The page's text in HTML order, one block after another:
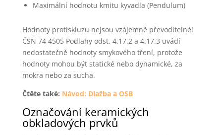
Maximální hodnotu kmitu kyvadla (Pendulum)
Hodnoty protiskluzu nejsou vzájemně převoditelné!
ČSN 74 4505 Podlahy odst. 4.17.2 a 4.17.3 uvádí
nedostatečně hodnoty smykového tření, protože
hodnoty mohou být statické nebo dynamické, za
mokra nebo za sucha.
Čtěte také: Návod: Dlažba a OSB
Označování keramických
obkladových prvků